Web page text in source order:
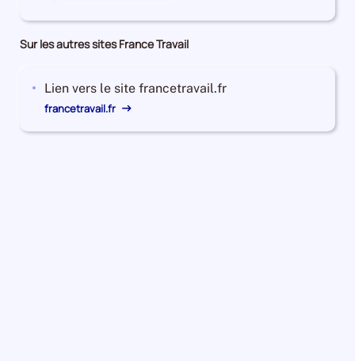
Sur les autres sites France Travail
Lien vers le site francetravail.fr
francetravail.fr